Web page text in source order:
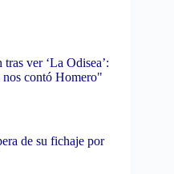
ver ‘La Odisea’:
nos contó Homero"
de su fichaje por